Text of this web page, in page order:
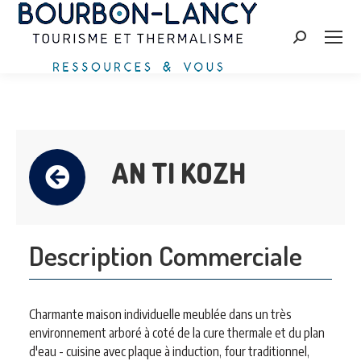
Search:
AN TI KOZH
Description Commerciale
Charmante maison individuelle meublée dans un très
environnement arboré à coté de la cure thermale et du plan
d'eau - cuisine avec plaque à induction, four traditionnel,